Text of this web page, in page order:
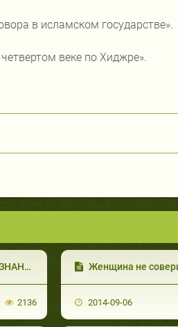
в исламском государстве».
веке по Хиджре».
(1 ИЗ 7)
2136
Женщина не совершила обряд
2014-09-06